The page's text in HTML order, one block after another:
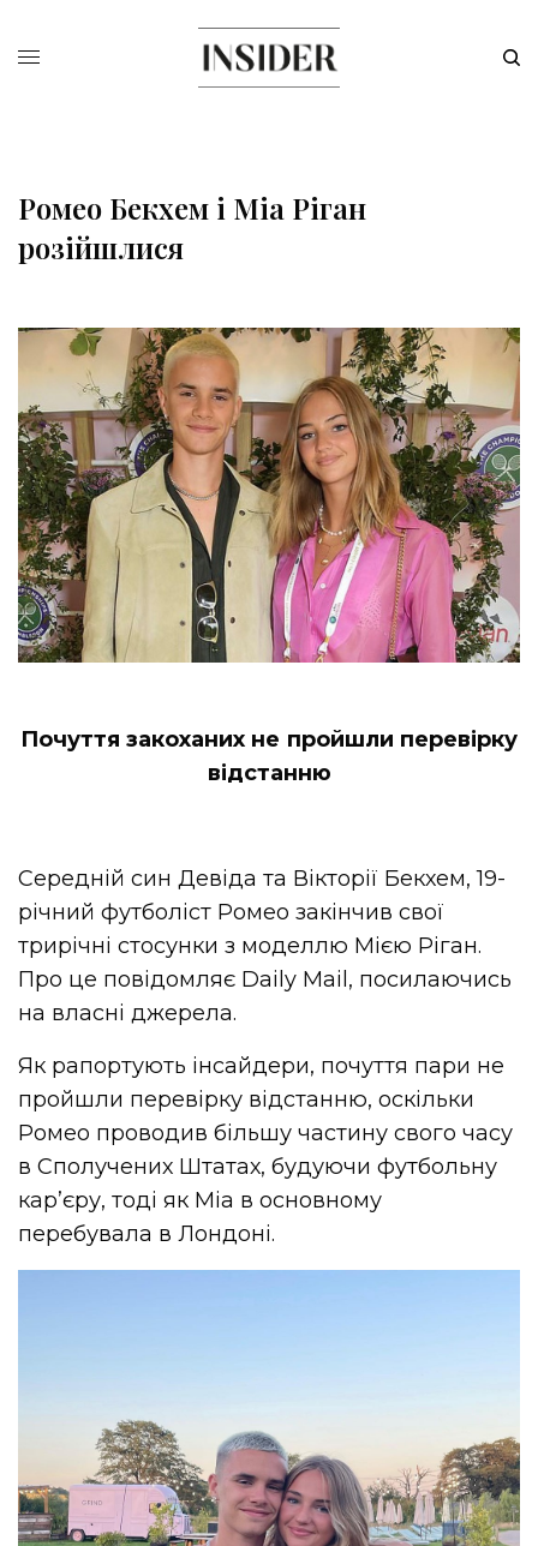
Ромео Бекхем і Міа Ріган
розійшлися
Почуття закоханих не пройшли перевірку
відстанню
Середній син Девіда та Вікторії Бекхем, 19-
річний футболіст Ромео закінчив свої
трирічні стосунки з моделлю Мією Ріган.
Про це повідомляє Daily Mail, посилаючись
на власні джерела.
Як рапортують інсайдери, почуття пари не
пройшли перевірку відстанню, оскільки
Ромео проводив більшу частину свого часу
в Сполучених Штатах, будуючи футбольну
кар’єру, тоді як Міа в основному
перебувала в Лондоні.